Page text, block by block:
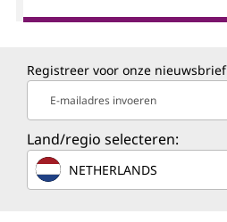
Registreer voor onze nieuwsbrief
E-mailadres invoeren
Land/regio selecteren:
NETHERLANDS